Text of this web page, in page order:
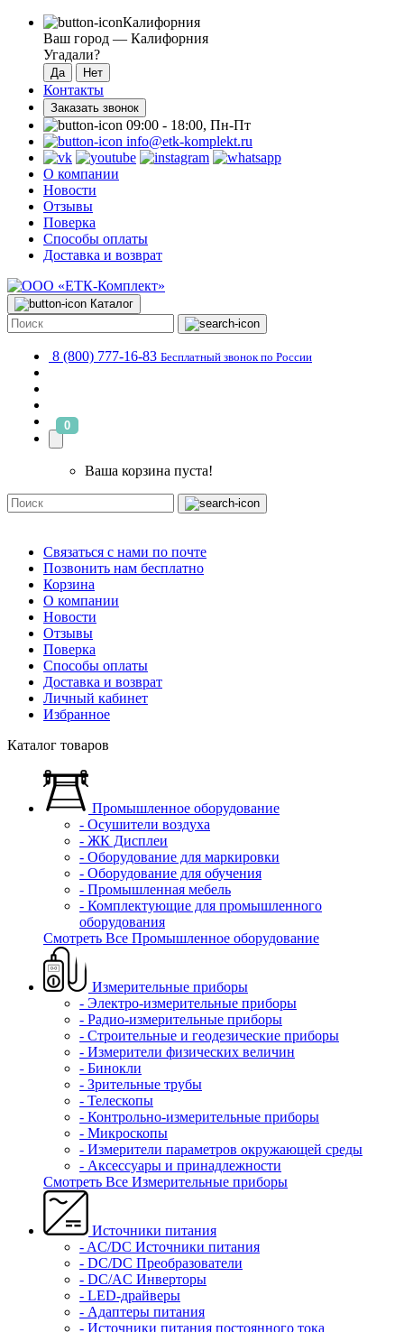
Калифорния
Ваш город — Калифорния
Угадали?
Контакты
Заказать звонок
09:00 - 18:00, Пн-Пт
info@etk-komplekt.ru
О компании
Новости
Отзывы
Поверка
Способы оплаты
Доставка и возврат
Каталог
8 (800) 777-16-83 Бесплатный звонок по России
0
Ваша корзина пуста!
Связаться с нами по почте
Позвонить нам бесплатно
Корзина
О компании
Новости
Отзывы
Поверка
Способы оплаты
Доставка и возврат
Личный кабинет
Избранное
Каталог товаров
Промышленное оборудование
- Осушители воздуха
- ЖК Дисплеи
- Оборудование для маркировки
- Оборудование для обучения
- Промышленная мебель
- Комплектующие для промышленного
оборудования
Смотреть Все Промышленное оборудование
Измерительные приборы
- Электро-измерительные приборы
- Радио-измерительные приборы
- Строительные и геодезические приборы
- Измерители физических величин
- Бинокли
- Зрительные трубы
- Телескопы
- Контрольно-измерительные приборы
- Микроскопы
- Измерители параметров окружающей среды
- Аксессуары и принадлежности
Смотреть Все Измерительные приборы
Источники питания
- AC/DC Источники питания
- DC/DC Преобразователи
- DC/AC Инверторы
- LED-драйверы
- Адаптеры питания
- Источники питания постоянного тока